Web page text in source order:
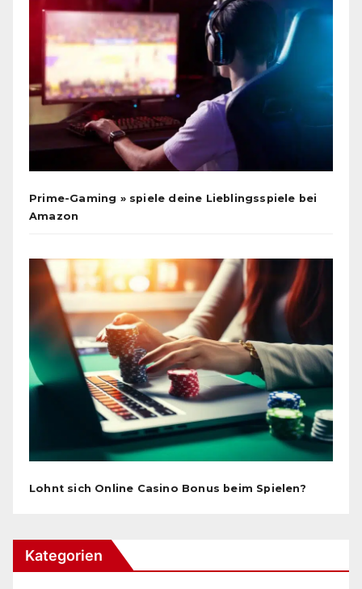
Prime-Gaming » spiele deine Lieblingsspiele bei
Amazon
Lohnt sich Online Casino Bonus beim Spielen?
Kategorien